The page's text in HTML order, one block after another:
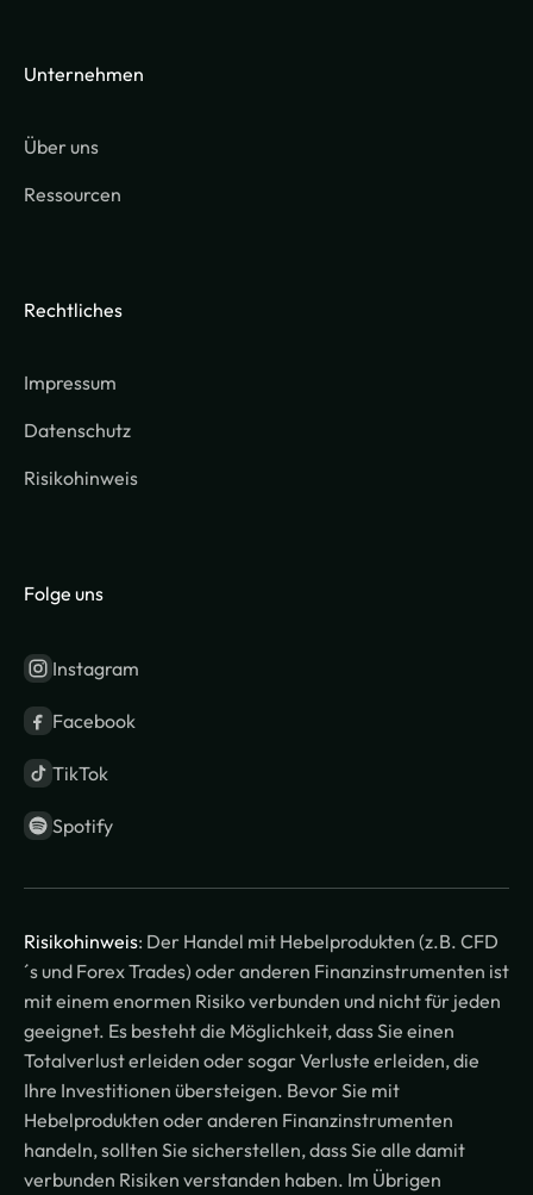
Unternehmen
Über uns
Ressourcen
Rechtliches
Impressum
Datenschutz
Risikohinweis
Folge uns
Instagram
Facebook
TikTok
Spotify
Risikohinweis: Der Handel mit Hebelprodukten (z.B. CFD
´s und Forex Trades) oder anderen Finanzinstrumenten ist
mit einem enormen Risiko verbunden und nicht für jeden
geeignet. Es besteht die Möglichkeit, dass Sie einen
Totalverlust erleiden oder sogar Verluste erleiden, die
Ihre Investitionen übersteigen. Bevor Sie mit
Hebelprodukten oder anderen Finanzinstrumenten
handeln, sollten Sie sicherstellen, dass Sie alle damit
verbunden Risiken verstanden haben. Im Übrigen